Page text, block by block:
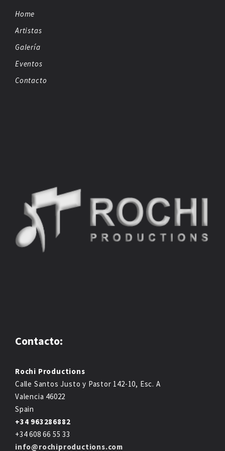
Home
Artistas
Galería
Eventos
Contacto
Contacto:
Rochi Productions
Calle Santos Justo y Pastor 142-10, Esc. A
Valencia 46022
Spain
+34 963286882
+34 608 66 55 33
info@rochiproductions.com